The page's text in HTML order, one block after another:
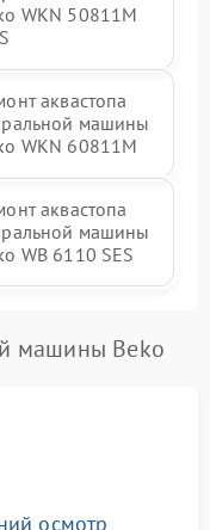
WKN 50811M
аквастопа
машины
WKN 60811M
аквастопа
машины
WB 6110 SES
машины Beko
осмотр